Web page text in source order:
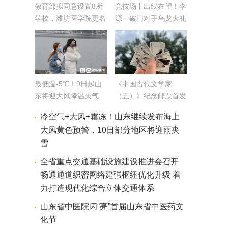
教育部拟同意设置8所
学校，潍坊医学院更名
为山东第二医科大学
竞技场丨出线在望！李
源一破门对手乌龙大礼
亚冠泰山3-1仁川
最低温-5℃！9日起山
东将迎大风降温天气
《中国古代文学家
（五）》纪念邮票首发
等
冷空气+大风+霜冻！山东继续发布海上
大风黄色预警，10日部分地区将迎雨夹
雪
全省重点交通基础设施建设推进会召开
畅通通道织密网络建强枢纽优化升级 着
力打造现代化综合立体交通体系
山东省中医院闪“亮”首届山东省中医药文
化节